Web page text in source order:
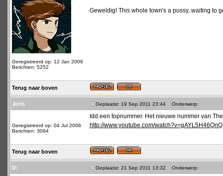
Geregistreerd op: 12 Jan 2006
Berichten: 5252
Geweldig! This whole town's a pussy, waiting to
Terug naar boven
Joris Geplaatst: 19 Sep 2011 23:44 Onderwerp:
Geregistreerd op: 04 Jul 2006
Berichten: 3094
Idd een topnummer. Het nieuwe nummer van
http://www.youtube.com/watch?v=gAYL5H46QnQ
Terug naar boven
D: Geplaatst: 21 Sep 2011 13:32 Onderwerp: